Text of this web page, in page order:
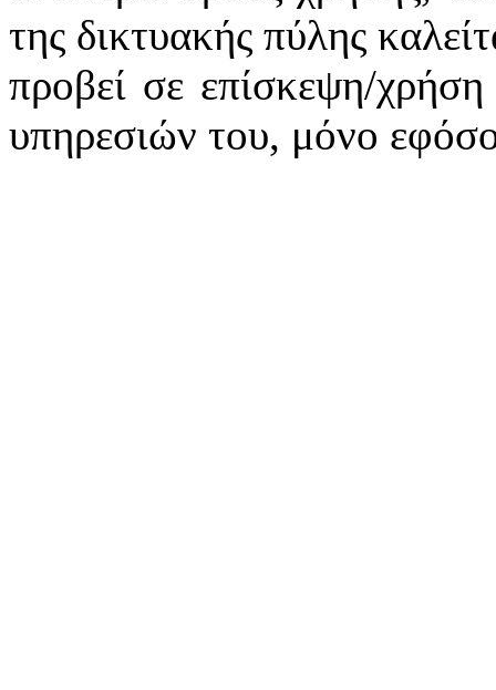
της δικτυακής πύλης
προβεί σε επίσκεψη/
υπηρεσιών του, μόνο